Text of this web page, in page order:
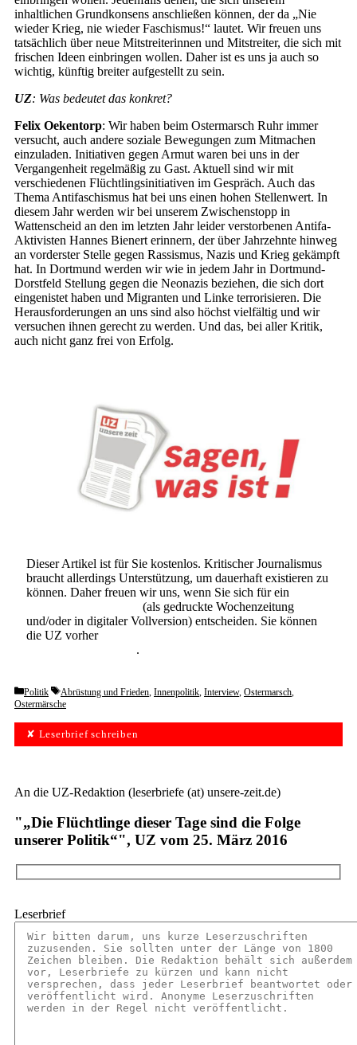
inhaltlichen Grundkonsens anschließen können, der da „Nie
wieder Krieg, nie wieder Faschismus!“ lautet. Wir freuen uns
tatsächlich über neue Mitstreiterinnen und Mitstreiter, die sich mit
frischen Ideen einbringen wollen. Daher ist es uns ja auch so
wichtig, künftig breiter aufgestellt zu sein.
UZ: Was bedeutet das konkret?
Felix Oekentorp: Wir haben beim Ostermarsch Ruhr immer
versucht, auch andere soziale Bewegungen zum Mitmachen
einzuladen. Initiativen gegen Armut waren bei uns in der
Vergangenheit regelmäßig zu Gast. Aktuell sind wir mit
verschiedenen Flüchtlingsinitiativen im Gespräch. Auch das
Thema Antifaschismus hat bei uns einen hohen Stellenwert. In
diesem Jahr werden wir bei unserem Zwischenstopp in
Wattenscheid an den im letzten Jahr leider verstorbenen Antifa-
Aktivisten Hannes Bienert erinnern, der über Jahrzehnte hinweg
an vorderster Stelle gegen Rassismus, Nazis und Krieg gekämpft
hat. In Dortmund werden wir wie in jedem Jahr in Dortmund-
Dorstfeld Stellung gegen die Neonazis beziehen, die sich dort
eingenistet haben und Migranten und Linke terrorisieren. Die
Herausforderungen an uns sind also höchst vielfältig und wir
versuchen ihnen gerecht zu werden. Und das, bei aller Kritik,
auch nicht ganz frei von Erfolg.
Dieser Artikel ist für Sie kostenlos. Kritischer Journalismus
braucht allerdings Unterstützung, um dauerhaft existieren zu
können. Daher freuen wir uns, wenn Sie sich für ein
(als gedruckte Wochenzeitung
und/oder in digitaler Vollversion) entscheiden. Sie können
die UZ vorher
.
Categories
Politik Tags
Abrüstung und Frieden, Innenpolitik, Interview, Ostermarsch,
Ostermärsche
✘ Leserbrief schreiben
An die UZ-Redaktion (leserbriefe (at) unsere-zeit.de)
"„Die Flüchtlinge dieser Tage sind die Folge
unserer Politik“", UZ vom 25. März 2016
Leserbrief